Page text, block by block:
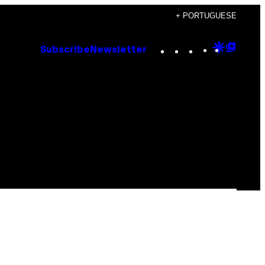
+ PORTUGUESE
Subscribe Newsletter Instagram
TikTok
YouTube
Google